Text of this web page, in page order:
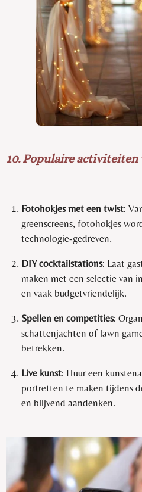
10. Populaire activiteiten
Fotohokjes met een twist:
greenscreens, fotohokjes
technologie-gedreven.
DIY cocktailstations: Laat
maken met een selectie van
en vaak budgetvriendelijk.
Spellen en competities:
schattenjachten of lawn
betrekken.
Live kunst: Huur een
portretten te maken tijdens
en blijvend aandenken.